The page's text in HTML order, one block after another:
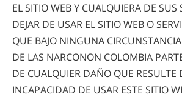
EL SITIO WEB Y CUALQUIERA DE SUS
DEJAR DE USAR EL SITIO WEB O
QUE BAJO NINGUNA
DE LAS NARCONON COLOMBIA
DE CUALQUIER DAÑO QUE RESULTE
INCAPACIDAD DE USAR ESTE SITIO